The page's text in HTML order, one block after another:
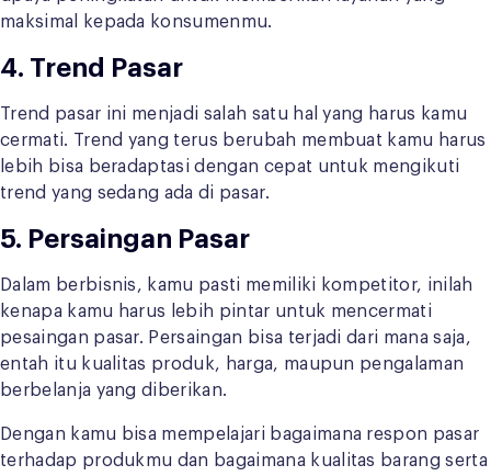
maksimal kepada konsumenmu.
4. Trend Pasar
Trend pasar ini menjadi salah satu hal yang harus kamu
cermati. Trend yang terus berubah membuat kamu harus
lebih bisa beradaptasi dengan cepat untuk mengikuti
trend yang sedang ada di pasar.
5. Persaingan Pasar
Dalam berbisnis, kamu pasti memiliki kompetitor, inilah
kenapa kamu harus lebih pintar untuk mencermati
pesaingan pasar. Persaingan bisa terjadi dari mana saja,
entah itu kualitas produk, harga, maupun pengalaman
berbelanja yang diberikan.
Dengan kamu bisa mempelajari bagaimana respon pasar
terhadap produkmu dan bagaimana kualitas barang serta